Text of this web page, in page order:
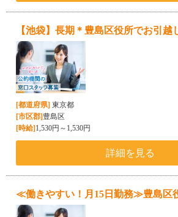
[都道府県] 東京都
[市区郡]豊島区
[時給]1,530円～1,530円
詳細を見る